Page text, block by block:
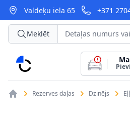
Valdeķu iela 65 +371
CarParts
Meklēt
Rezerves daļas Dzinējs